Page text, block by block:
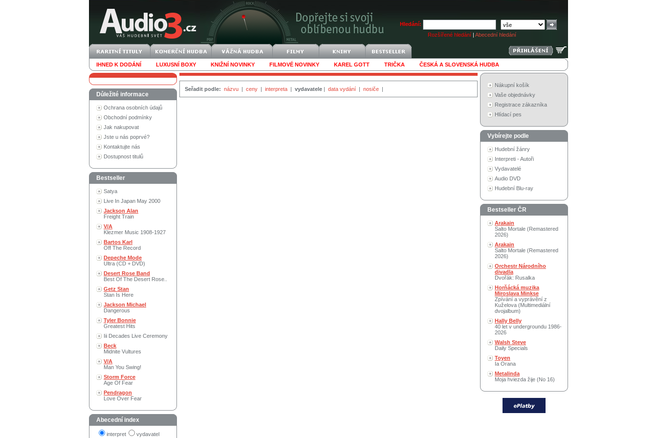
Hledání:
Rozšířené hledání | Abecední hledání
IHNED K DODÁNÍ LUXUSNÍ BOXY KNIŽNÍ NOVINKY FILMOVÉ NOVINKY KAREL GOTT TRIČKA ČESKÁ A SLOVENSKÁ HUDBA
Důležité informace
Ochrana osobních údajů
Obchodní podmínky
Jak nakupovat
Jste u nás poprvé?
Kontaktujte nás
Dostupnost titulů
Bestseller
Satya
Live In Japan May 2000
Jackson Alan
Freight Train
V/A
Klezmer Music 1908-1927
Bartos Karl
Off The Record
Depeche Mode
Ultra (CD + DVD)
Desert Rose Band
Best Of The Desert Rose..
Getz Stan
Stan Is Here
Jackson Michael
Dangerous
Tyler Bonnie
Greatest Hits
Iii Decades Live Ceremony
Beck
Midnite Vultures
V/A
Man You Swing!
Storm Force
Age Of Fear
Pendragon
Love Over Fear
Abecední index
interpret vydavatel
Seřadit podle: názvu | ceny | interpreta | vydavatele | data vydání | nosiče |
Nákupní košík
Vaše objednávky
Registrace zákazníka
Hlídací pes
Vybírejte podle
Hudební žánry
Interpreti - Autoři
Vydavatelé
Audio DVD
Hudební Blu-ray
Bestseller ČR
Arakain
Salto Mortale (Remastered
2026)
Arakain
Salto Mortale (Remastered
2026)
Orchestr Národního
divadla
Dvořák: Rusalka
Horňácká muzika
Miroslava Minkse
Zpívání a vyprávění z
Kuželova (Multimediální
dvojalbum)
Hally Belly
40 let v undergroundu 1986-
2026
Walsh Steve
Daily Specials
Toyen
Ia Orana
Metalinda
Moja hviezda žije (No 16)